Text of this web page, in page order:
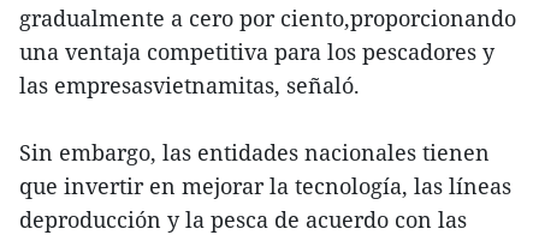
gradualmente a cero por ciento,proporcionando
una ventaja competitiva para los pescadores y
las empresasvietnamitas, señaló.
Sin embargo, las entidades nacionales tienen
que invertir en mejorar la tecnología, las líneas
deproducción y la pesca de acuerdo con las